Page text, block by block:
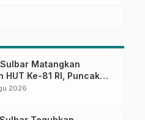
Matangkan
HUT Ke-81 RI, Puncak
Lapangan Ahmad
2026